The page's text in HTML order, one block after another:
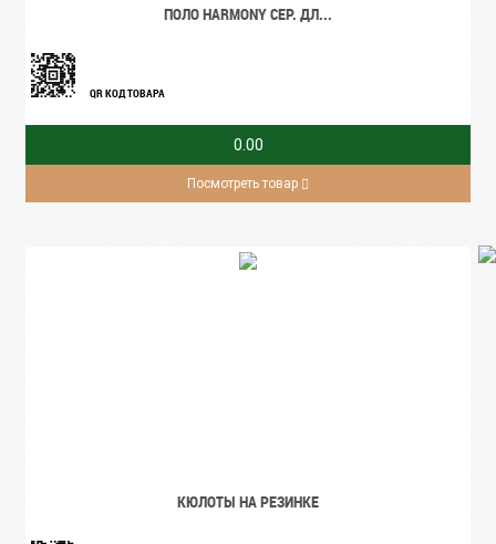
ПОЛО HARMONY СЕР. ДЛ...
QR КОД ТОВАРА
0.00
Посмотреть товар
КЮЛОТЫ НА РЕЗИНКЕ